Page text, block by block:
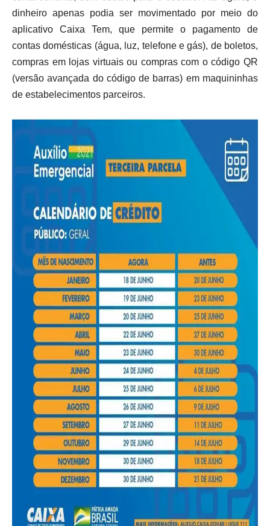
dinheiro apenas podia ser movimentado por meio do
aplicativo Caixa Tem, que permite o pagamento de
contas domésticas (água, luz, telefone e gás), de boletos,
compras em lojas virtuais ou compras com o código QR
(versão avançada do código de barras) em maquininhas
de estabelecimentos parceiros.